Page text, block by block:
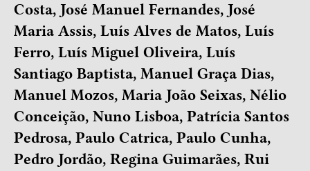
Costa, José Manuel Fernandes, José
Maria Assis, Luís Alves de Matos, Luís
Ferro, Luís Miguel Oliveira, Luís
Santiago Baptista, Manuel Graça Dias,
Manuel Mozos, Maria João Seixas, Nélio
Conceição, Nuno Lisboa, Patrícia Santos
Pedrosa, Paulo Catrica, Paulo Cunha,
Pedro Jordão, Regina Guimarães, Rui